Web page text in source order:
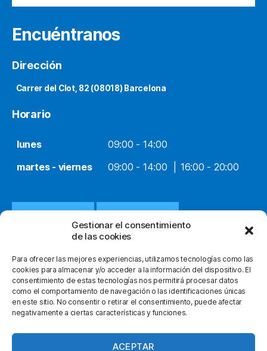
Gestionar el consentimiento
de las cookies
Para ofrecer las mejores experiencias, utilizamos tecnologías como las
cookies para almacenar y/o acceder a la información del dispositivo. El
consentimiento de estas tecnologías nos permitirá procesar datos
como el comportamiento de navegación o las identificaciones únicas
en este sitio. No consentir o retirar el consentimiento, puede afectar
negativamente a ciertas características y funciones.
ACEPTAR
Encuéntranos
Dirección
Carrer del Clot, 82 (08018) Barcelona
Horario
lunes
09:00 - 14:00
martes - viernes
09:00 - 14:00 16:00 - 20:00
INFO@ORTOPEDIACLOT.COM
© 2026Ortopedia Clot facebookinstagramyoutubeSubir↑